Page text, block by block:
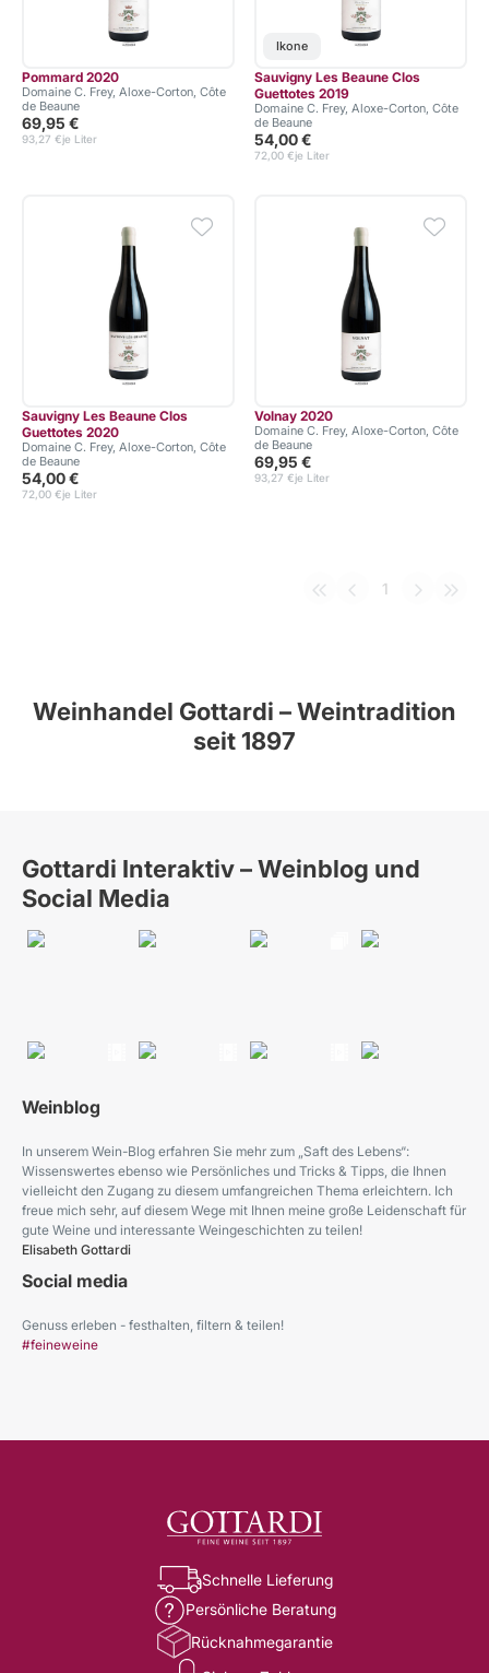
Pommard 2020
Domaine C. Frey, Aloxe-Corton, Côte
de Beaune
69,95 €
je Liter
93,27 €
Ikone
Sauvigny Les Beaune Clos
Guettotes 2019
Domaine C. Frey, Aloxe-Corton, Côte
de Beaune
54,00 €
je Liter
72,00 €
Sauvigny Les Beaune Clos
Guettotes 2020
Domaine C. Frey, Aloxe-Corton, Côte
de Beaune
54,00 €
je Liter
72,00 €
Volnay 2020
Domaine C. Frey, Aloxe-Corton, Côte
de Beaune
69,95 €
je Liter
93,27 €
1
Weinhandel Gottardi – Weintradition
seit 1897
Gottardi Interaktiv – Weinblog und
Social Media
Weinblog
In unserem Wein-Blog erfahren Sie mehr zum „Saft des Lebens“:
Wissenswertes ebenso wie Persönliches und Tricks & Tipps, die Ihnen
vielleicht den Zugang zu diesem umfangreichen Thema erleichtern. Ich
freue mich sehr, auf diesem Wege mit Ihnen meine große Leidenschaft für
gute Weine und interessante Weingeschichten zu teilen!
Elisabeth Gottardi
Social media
Genuss erleben - festhalten, filtern & teilen!
#feineweine
Schnelle Lieferung
Persönliche Beratung
Rücknahmegarantie